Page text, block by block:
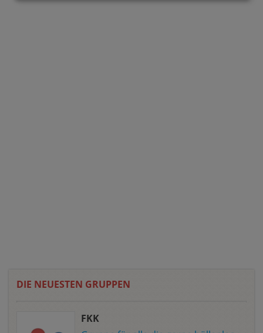
DIE NEUESTEN GRUPPEN
FKK